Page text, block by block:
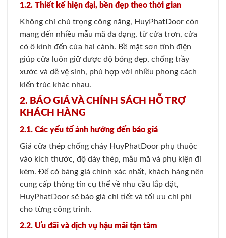
1.2. Thiết kế hiện đại, bền đẹp theo thời gian
Không chỉ chú trọng công năng, HuyPhatDoor còn
mang đến nhiều mẫu mã đa dạng, từ cửa trơn, cửa
có ô kính đến cửa hai cánh. Bề mặt sơn tĩnh điện
giúp cửa luôn giữ được độ bóng đẹp, chống trầy
xước và dễ vệ sinh, phù hợp với nhiều phong cách
kiến trúc khác nhau.
2. BÁO GIÁ VÀ CHÍNH SÁCH HỖ TRỢ
KHÁCH HÀNG
2.1. Các yếu tố ảnh hưởng đến báo giá
Giá cửa thép chống cháy HuyPhatDoor phụ thuộc
vào kích thước, độ dày thép, mẫu mã và phụ kiện đi
kèm. Để có bảng giá chính xác nhất, khách hàng nên
cung cấp thông tin cụ thể về nhu cầu lắp đặt,
HuyPhatDoor sẽ báo giá chi tiết và tối ưu chi phí
cho từng công trình.
2.2. Ưu đãi và dịch vụ hậu mãi tận tâm